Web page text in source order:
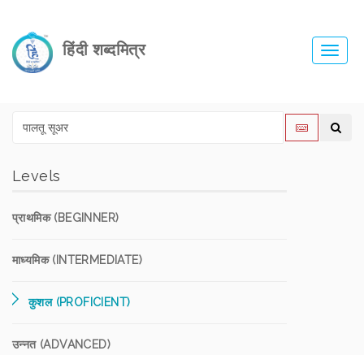
हिंदी शब्दमित्र
Levels
प्राथमिक (BEGINNER)
माध्यमिक (INTERMEDIATE)
कुशल (PROFICIENT)
उन्नत (ADVANCED)